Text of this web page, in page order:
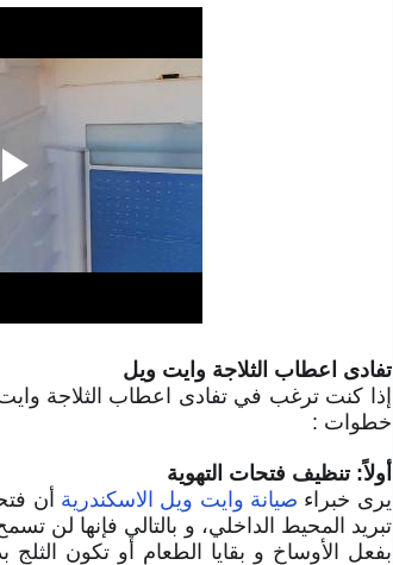
تفادى اعطاب الثلاجة وايت ويل
إذا كنت ترغب في تفادى اعطاب الثلاجة
خطوات :
أولاً: تنظيف فتحات التهوية
يرى خبراء صيانة وايت ويل الاسكندرية أن
تبريد المحيط الداخلي، و بالتالي فإنها لن
بفعل الأوساخ و بقايا الطعام أو تكون